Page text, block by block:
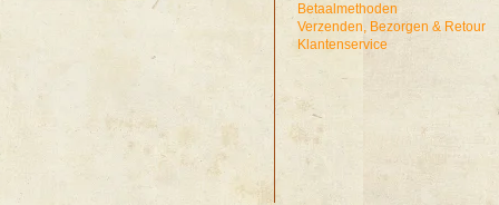
Betaalmethoden
Verzenden, Bezorgen & Retour
Klantenservice